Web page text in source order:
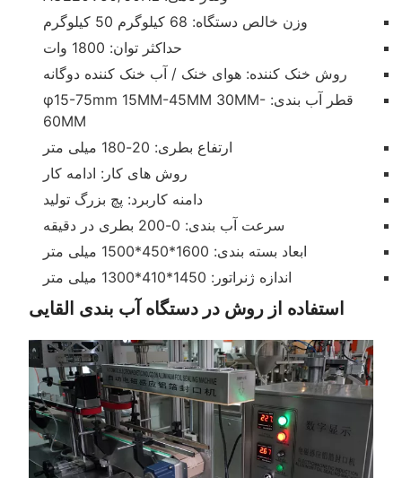
وزن خالص دستگاه: 68 کیلوگرم 50 کیلوگرم
حداکثر توان: 1800 وات
روش خنک کننده: هوای خنک / آب خنک کننده دوگانه
قطر آب بندی: φ15-75mm 15MM-45MM 30MM-
60MM
ارتفاع بطری: 20-180 میلی متر
روش های کار: ادامه کار
دامنه کاربرد: پچ بزرگ تولید
سرعت آب بندی: 0-200 بطری در دقیقه
ابعاد بسته بندی: 1600*450*1500 میلی متر
اندازه ژنراتور: 1450*410*1300 میلی متر
استفاده از روش در دستگاه آب بندی القایی